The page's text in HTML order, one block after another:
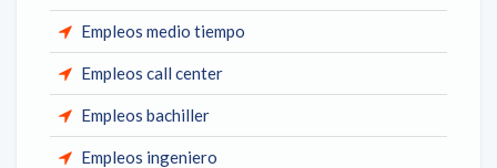
Empleos medio tiempo
Empleos call center
Empleos bachiller
Empleos ingeniero